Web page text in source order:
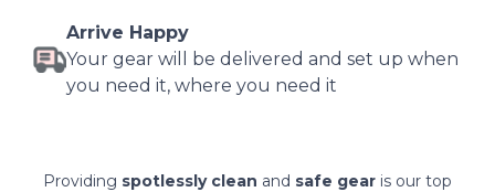
Arrive Happy
Your gear will be delivered and set up when
you need it, where you need it
Providing spotlessly clean and safe gear is our top